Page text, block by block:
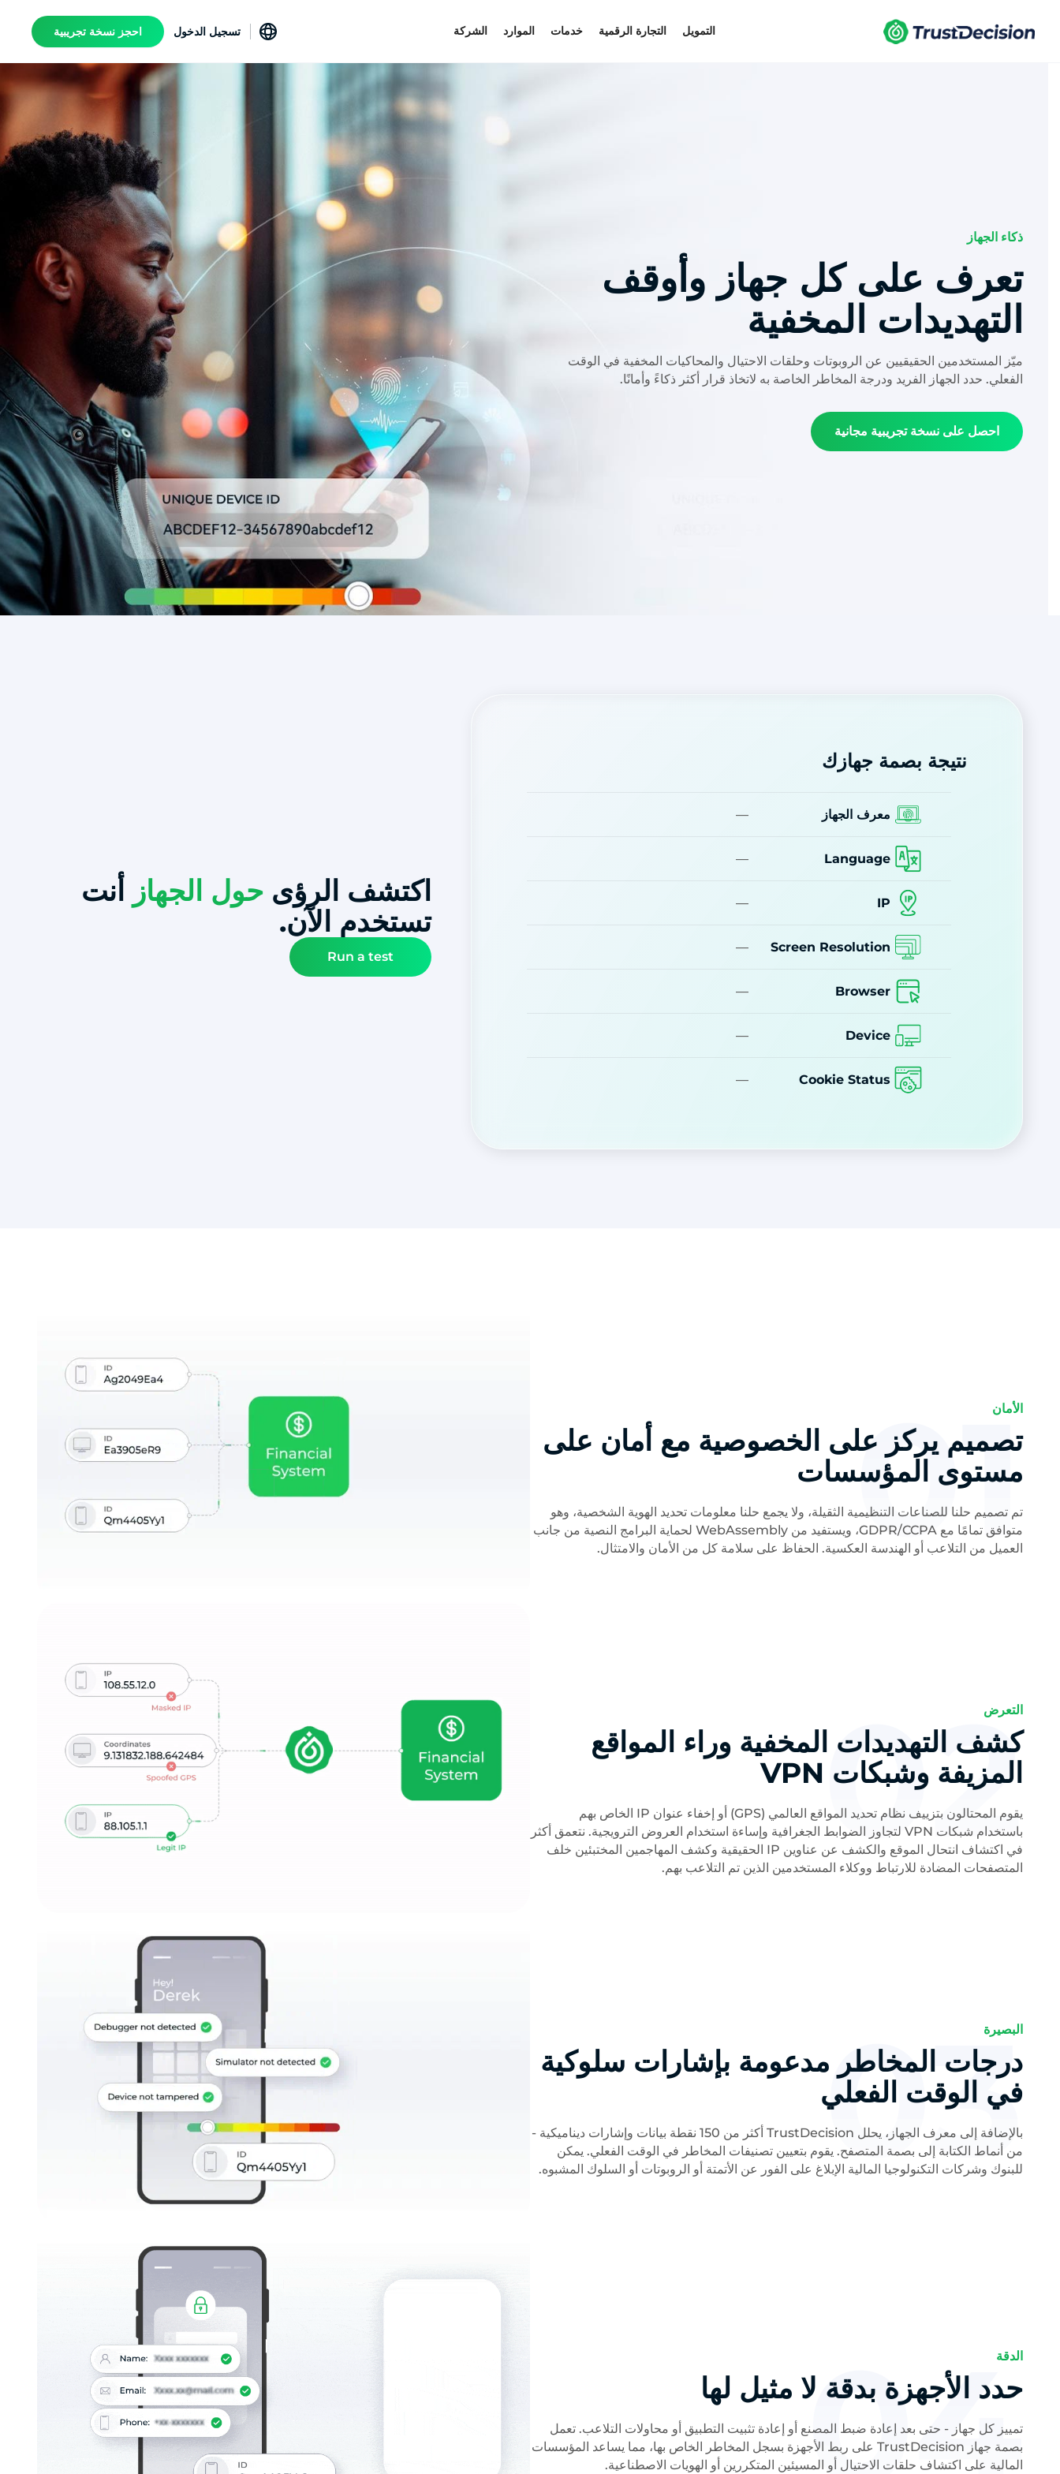
التمويل التجارة الرقمية خدمات الموارد الشركة تسجيل الدخول احجز نسخة تجريبية
ذكاء الجهاز
تعرف على كل جهاز وأوقف
التهديدات المخفية
ميّز المستخدمين الحقيقيين عن الروبوتات وحلقات الاحتيال والمحاكيات المخفية في الوقت
الفعلي. حدد الجهاز الفريد ودرجة المخاطر الخاصة به لاتخاذ قرار أكثر ذكاءً وأمانًا.
احصل على نسخة تجريبية مجانية
نتيجة بصمة جهازك
معرف الجهاز —
Language
—
IP
—
Screen Resolution
—
Browser
—
Device
—
Cookie Status
—
اكتشف الرؤى حول الجهاز أنت
تستخدم الآن.
Run a test
01
الأمان
تصميم يركز على الخصوصية مع أمان على
مستوى المؤسسات
تم تصميم حلنا للصناعات التنظيمية الثقيلة، ولا يجمع حلنا معلومات تحديد الهوية الشخصية، وهو
متوافق تمامًا مع GDPR/CCPA، ويستفيد من WebAssembly لحماية البرامج النصية من جانب
العميل من التلاعب أو الهندسة العكسية. الحفاظ على سلامة كل من الأمان والامتثال.
02
التعرض
كشف التهديدات المخفية وراء المواقع
المزيفة وشبكات VPN
يقوم المحتالون بتزييف نظام تحديد المواقع العالمي (GPS) أو إخفاء عنوان IP الخاص بهم
باستخدام شبكات VPN لتجاوز الضوابط الجغرافية وإساءة استخدام العروض الترويجية. نتعمق أكثر
في اكتشاف انتحال الموقع والكشف عن عناوين IP الحقيقية وكشف المهاجمين المختبئين خلف
المتصفحات المضادة للارتباط ووكلاء المستخدمين الذين تم التلاعب بهم.
03
البصيرة
درجات المخاطر مدعومة بإشارات سلوكية
في الوقت الفعلي
بالإضافة إلى معرف الجهاز، يحلل TrustDecision أكثر من 150 نقطة بيانات وإشارات ديناميكية -
من أنماط الكتابة إلى بصمة المتصفح. يقوم بتعيين تصنيفات المخاطر في الوقت الفعلي. يمكن
للبنوك وشركات التكنولوجيا المالية الإبلاغ على الفور عن الأتمتة أو الروبوتات أو السلوك المشبوه.
04
الدقة
حدد الأجهزة بدقة لا مثيل لها
تمييز كل جهاز - حتى بعد إعادة ضبط المصنع أو إعادة تثبيت التطبيق أو محاولات التلاعب. تعمل
بصمة جهاز TrustDecision على ربط الأجهزة بسجل المخاطر الخاص بها، مما يساعد المؤسسات
المالية على اكتشاف حلقات الاحتيال أو المسيئين المتكررين أو الهويات الاصطناعية.